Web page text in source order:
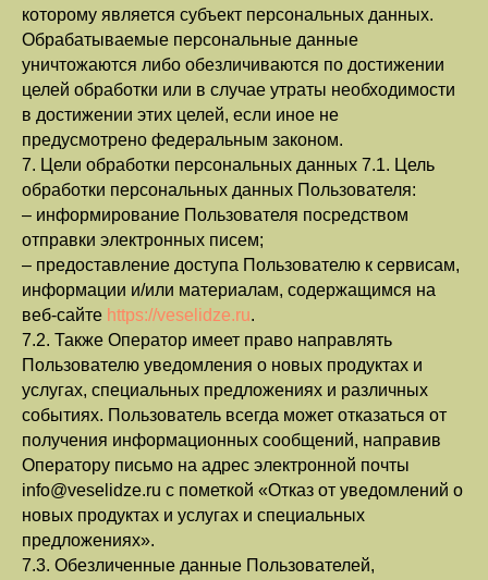
которому является субъект персональных данных.
Обрабатываемые персональные данные
уничтожаются либо обезличиваются по достижении
целей обработки или в случае утраты необходимости
в достижении этих целей, если иное не
предусмотрено федеральным законом.
7. Цели обработки персональных данных 7.1. Цель
обработки персональных данных Пользователя:
– информирование Пользователя посредством
отправки электронных писем;
– предоставление доступа Пользователю к сервисам,
информации и/или материалам, содержащимся на
веб-сайте https://veselidze.ru.
7.2. Также Оператор имеет право направлять
Пользователю уведомления о новых продуктах и
услугах, специальных предложениях и различных
событиях. Пользователь всегда может отказаться от
получения информационных сообщений, направив
Оператору письмо на адрес электронной почты
info@veselidze.ru с пометкой «Отказ от уведомлений о
новых продуктах и услугах и специальных
предложениях».
7.3. Обезличенные данные Пользователей,